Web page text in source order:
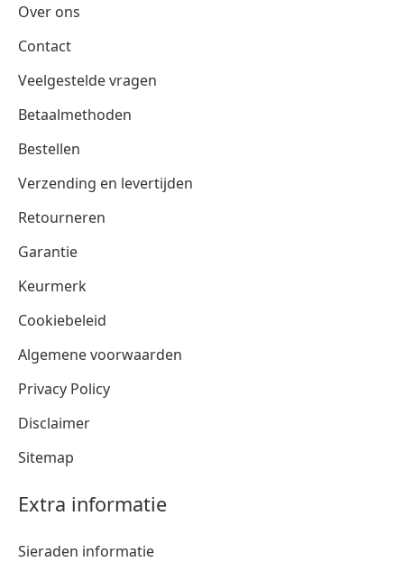
Over ons
Contact
Veelgestelde vragen
Betaalmethoden
Bestellen
Verzending en levertijden
Retourneren
Garantie
Keurmerk
Cookiebeleid
Algemene voorwaarden
Privacy Policy
Disclaimer
Sitemap
Extra informatie
Sieraden informatie